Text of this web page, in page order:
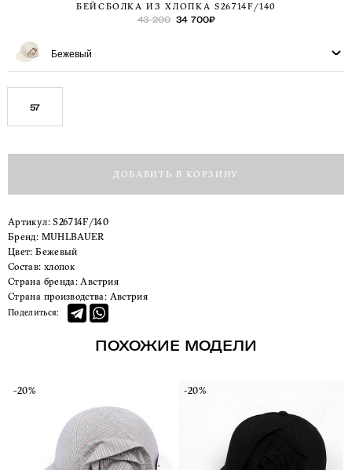
БЕЙСБОЛКА ИЗ ХЛОПКА S26714F/140
43 200 34 700₽
Бежевый
57
ДОБАВИТЬ В КОРЗИНУ
Артикул:S26714F/140
Бренд:
MUHLBAUER
Цвет:
Бежевый
Состав: хлопок
Страна бренда: Австрия
Страна производства: Австрия
Поделиться:
ПОХОЖИЕ МОДЕЛИ
-20% -20%